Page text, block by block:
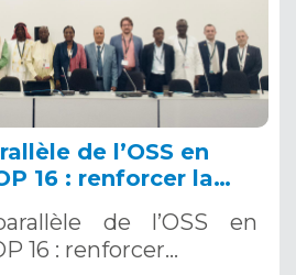
de l’OSS en
16 : renforcer la
Précoce
décembre 2024
de l’OSS en
16 : renforcer…